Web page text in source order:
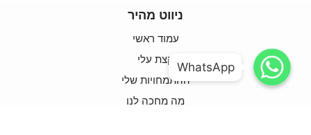
ניווט מהיר
עמוד ראשי
קצת עלי
ההתמחויות שלי
מה מחכה לנו
WhatsApp
WhatsApp
WhatsApp
WhatsApp